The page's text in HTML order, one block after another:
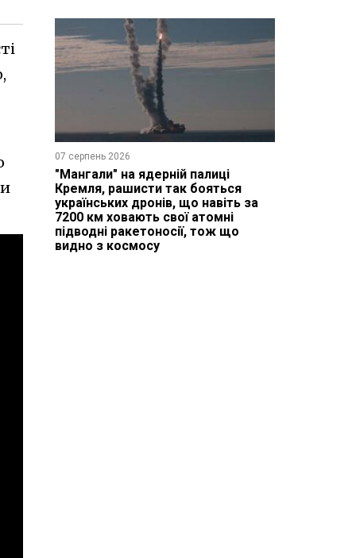
07 серпень 2026
"Мангали" на ядерній палиці
Кремля, рашисти так бояться
українських дронів, що навіть за
7200 км ховають свої атомні
підводні ракетоносії, тож що
видно з космосу